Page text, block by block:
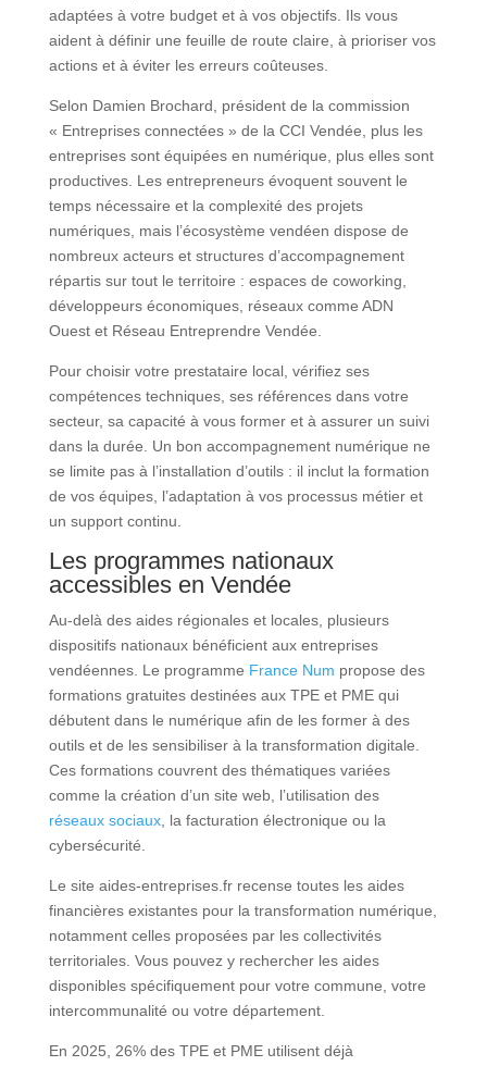
adaptées à votre budget et à vos objectifs. Ils vous
aident à définir une feuille de route claire, à prioriser vos
actions et à éviter les erreurs coûteuses.
Selon Damien Brochard, président de la commission
« Entreprises connectées » de la CCI Vendée, plus les
entreprises sont équipées en numérique, plus elles sont
productives. Les entrepreneurs évoquent souvent le
temps nécessaire et la complexité des projets
numériques, mais l’écosystème vendéen dispose de
nombreux acteurs et structures d’accompagnement
répartis sur tout le territoire : espaces de coworking,
développeurs économiques, réseaux comme ADN
Ouest et Réseau Entreprendre Vendée.
Pour choisir votre prestataire local, vérifiez ses
compétences techniques, ses références dans votre
secteur, sa capacité à vous former et à assurer un suivi
dans la durée. Un bon accompagnement numérique ne
se limite pas à l’installation d’outils : il inclut la formation
de vos équipes, l’adaptation à vos processus métier et
un support continu.
Les programmes nationaux
accessibles en Vendée
Au-delà des aides régionales et locales, plusieurs
dispositifs nationaux bénéficient aux entreprises
vendéennes. Le programme France Num propose des
formations gratuites destinées aux TPE et PME qui
débutent dans le numérique afin de les former à des
outils et de les sensibiliser à la transformation digitale.
Ces formations couvrent des thématiques variées
comme la création d’un site web, l’utilisation des
réseaux sociaux, la facturation électronique ou la
cybersécurité.
Le site aides-entreprises.fr recense toutes les aides
financières existantes pour la transformation numérique,
notamment celles proposées par les collectivités
territoriales. Vous pouvez y rechercher les aides
disponibles spécifiquement pour votre commune, votre
intercommunalité ou votre département.
En 2025, 26% des TPE et PME utilisent déjà